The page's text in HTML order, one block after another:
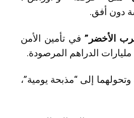
دون أفق.
الأخضر” في تأمين الأمن
مليارات الدراهم المرصودة.
وتحولهما إلى “مذبحة يومية”،